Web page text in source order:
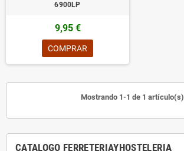
CATALOGO FERRETERIAYHOSTELERIA
6900LP
9,95 €
COMPRAR
Mostrando 1-1 de 1 artículo(s)